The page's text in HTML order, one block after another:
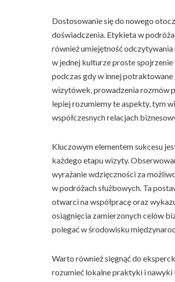
Dostosowanie się do nowego
doświadczenia. Etykieta w
również umiejętność
w jednej kulturze proste
podczas gdy w innej
wizytówek, prowadzenia rozmów
lepiej rozumiemy te aspekty, tym
współczesnych relacjach
Kluczowym elementem sukcesu
każdego etapu wizyty.
wyrażanie wdzięczności za
w podróżach służbowych. Ta
otwarci na współpracę oraz
osiągnięcia zamierzonych celów
polegać w środowisku
Warto również sięgnąć do
rozumieć lokalne praktyki i nawyki